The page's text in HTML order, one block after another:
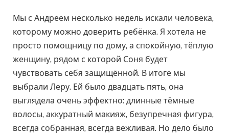
Мы с Андреем несколько недель искали человека,
которому можно доверить ребёнка. Я хотела не
просто помощницу по дому, а спокойную, тёплую
женщину, рядом с которой Соня будет
чувствовать себя защищённой. В итоге мы
выбрали Леру. Ей было двадцать пять, она
выглядела очень эффектно: длинные тёмные
волосы, аккуратный макияж, безупречная фигура,
всегда собранная, всегда вежливая. Но дело было